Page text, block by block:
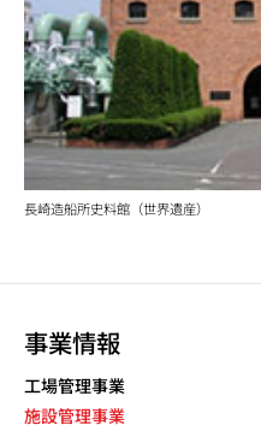
長崎造船所史料館（世界遺産）
事業情報
工場管理事業
施設管理事業